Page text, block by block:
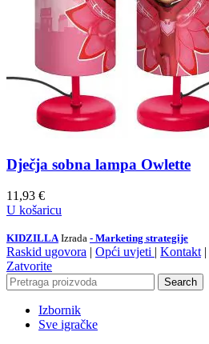
Dječja sobna lampa Owlette
11,93 €
U košaricu
KIDZILLA Izrada - Marketing strategije
Raskid ugovora | Opći uvjeti | Kontakt |
Zatvorite
Search
Izbornik
Sve igračke